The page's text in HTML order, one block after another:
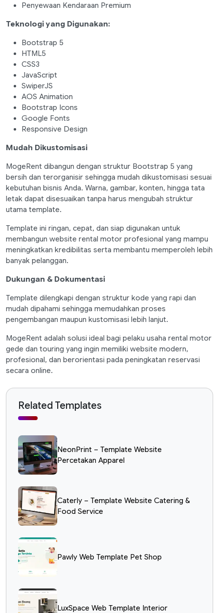
Penyewaan Kendaraan Premium
Teknologi yang Digunakan:
Bootstrap 5
HTML5
CSS3
JavaScript
SwiperJS
AOS Animation
Bootstrap Icons
Google Fonts
Responsive Design
Mudah Dikustomisasi
MogeRent dibangun dengan struktur Bootstrap 5 yang
bersih dan terorganisir sehingga mudah dikustomisasi sesuai
kebutuhan bisnis Anda. Warna, gambar, konten, hingga tata
letak dapat disesuaikan tanpa harus mengubah struktur
utama template.
Template ini ringan, cepat, dan siap digunakan untuk
membangun website rental motor profesional yang mampu
meningkatkan kredibilitas serta membantu memperoleh lebih
banyak pelanggan.
Dukungan & Dokumentasi
Template dilengkapi dengan struktur kode yang rapi dan
mudah dipahami sehingga memudahkan proses
pengembangan maupun kustomisasi lebih lanjut.
MogeRent adalah solusi ideal bagi pelaku usaha rental motor
gede dan touring yang ingin memiliki website modern,
profesional, dan berorientasi pada peningkatan reservasi
secara online.
Related Templates
NeonPrint – Template Website
Percetakan Apparel
Caterly – Template Website Catering &
Food Service
Pawly Web Template Pet Shop
LuxSpace Web Template Interior